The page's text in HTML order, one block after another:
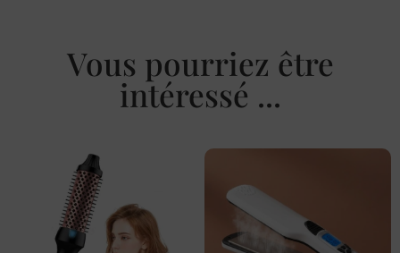
Vous pourriez être
intéressé ...